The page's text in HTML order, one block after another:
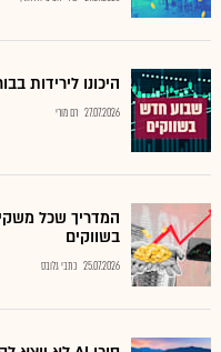
היכונו לירידות
27.07.2026 רם מורי
בשווקים
25.07.2026 כתבי גלובס